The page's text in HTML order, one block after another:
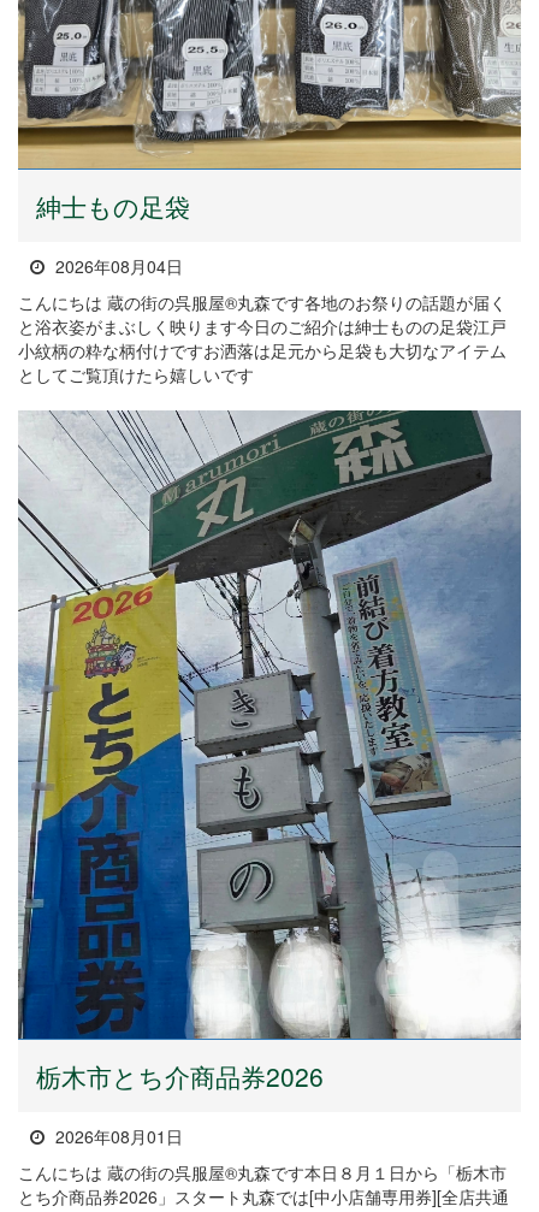
紳士もの足袋
2026年08月04日
こんにちは 蔵の街の呉服屋®丸森です各地のお祭りの話題が届く
と浴衣姿がまぶしく映ります今日のご紹介は紳士ものの足袋江戸
小紋柄の粋な柄付けですお洒落は足元から足袋も大切なアイテム
としてご覧頂けたら嬉しいです
栃木市とち介商品券2026
2026年08月01日
こんにちは 蔵の街の呉服屋®丸森です本日８月１日から「栃木市
とち介商品券2026」スタート丸森では[中小店舗専用券][全店共通